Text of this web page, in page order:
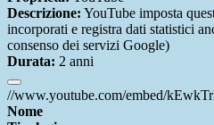
Descrizione: YouTube imposta
incorporati e registra dati statistici
consenso dei servizi Google)
Durata: 2 anni
//www.youtube.com/embed/
Nome